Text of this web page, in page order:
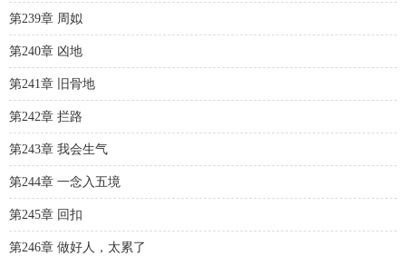
第239章 周姒
第240章 凶地
第241章 旧骨地
第242章 拦路
第243章 我会生气
第244章 一念入五境
第245章 回扣
第246章 做好人，太累了